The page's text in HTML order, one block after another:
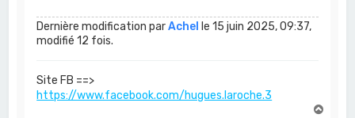
Dernière modification parAchel le 15 juin 2025, 09:37,
modifié 12 fois.
Site FB ==>
https://www.facebook.com/hugues.laroche.3